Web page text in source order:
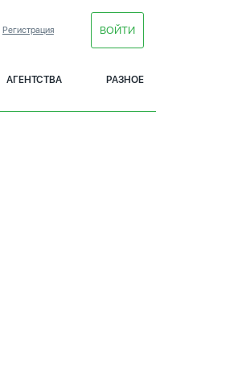
Регистрация ВОЙТИ
АГЕНТСТВА РАЗНОЕ